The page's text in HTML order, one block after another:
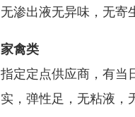
无渗出液无异味，无寄
家禽类
指定定点供应商，有当
实，弹性足，无粘液，